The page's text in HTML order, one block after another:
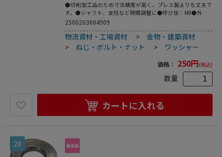
●切削加工品のため寸法精度が高く、プレス製よりも丈夫で
す。●シャフト、支柱など隙間調整に●呼び径：M8●外径
(mm)：25●内径(mm)：8●厚さ(mm)：3●鉄(無電解ニッケ
2500203604909
物流資材・工場資材 >金物・建築資材
> ねじ・ボルト・ナット > ワッシャー
価格： 250円(税込)
数量
カートに入れる
28